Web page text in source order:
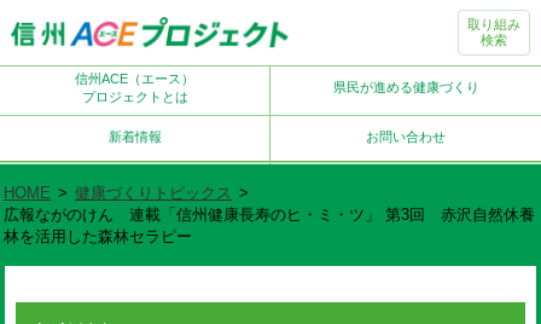
取り組み
検索
信州ACE（エース）
プロジェクトとは
県民が進める健康づくり
新着情報 お問い合わせ
HOME > 健康づくりトピックス >
広報ながのけん 連載「信州健康長寿のヒ・ミ・ツ」 第3回 赤沢自然休養
林を活用した森林セラピー